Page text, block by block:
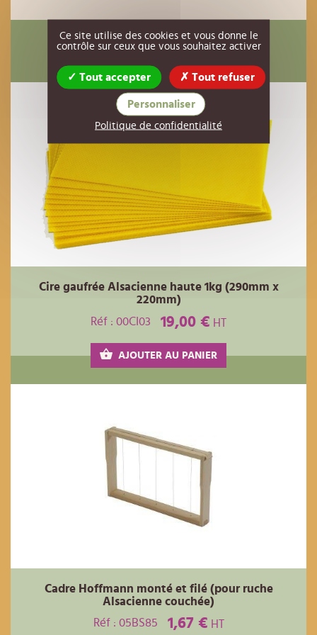
Ils ont également acheté
Cire gaufrée Alsacienne haute 1kg (290mm x
220mm)
Réf : 00CI03
19,00 € HT
AJOUTER AU PANIER
Cadre Hoffmann monté et filé (pour ruche
Alsacienne couchée)
Réf : 05BS85
1,67 € HT
Ce site utilise des cookies et vous donne le
contrôle sur ceux que vous souhaitez activer
Tout accepter Tout refuser
Personnaliser
Politique de confidentialité